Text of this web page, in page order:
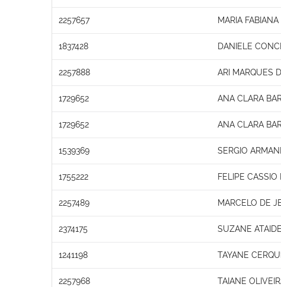
2257657 MARIA
1837428 DANIELE
2257888 ARI MARQUES
1729652 ANA CLARA
1729652 ANA CLARA
1539369 SERGIO
1755222 FELIPE CASSIO
2257489 MARCELO DE
2374175 SUZANE
1241198 TAYANE
2257968 TAIANE